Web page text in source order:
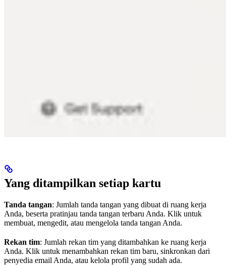
Yang ditampilkan setiap kartu
Tanda tangan: Jumlah tanda tangan yang dibuat di ruang kerja
Anda, beserta pratinjau tanda tangan terbaru Anda. Klik untuk
membuat, mengedit, atau mengelola tanda tangan Anda.
Rekan tim: Jumlah rekan tim yang ditambahkan ke ruang kerja
Anda. Klik untuk menambahkan rekan tim baru, sinkronkan dari
penyedia email Anda, atau kelola profil yang sudah ada.